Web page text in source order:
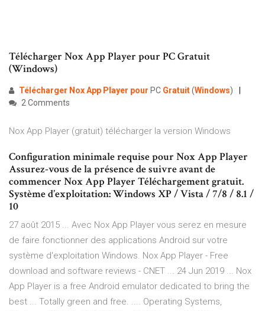
Télécharger Nox App Player pour PC Gratuit
(Windows)
Télécharger NoxApp Player pour PC Gratuit(Windows)
2 Comments
Nox App Player (gratuit) télécharger la version Windows
Configuration minimale requise pour Nox App Player
Assurez-vous de la présence de suivre avant de
commencer Nox App Player Téléchargement gratuit.
Système d’exploitation: Windows XP / Vista / 7/8 / 8.1 /
10
27 août 2015 ... Avec Nox App Player vous serez en mesure
de faire fonctionner des applications Android sur votre
système d'exploitation Windows. Nox App Player - Free
download and software reviews - CNET ... 24 Jun 2019 ... Nox
App Player is a free Android emulator dedicated to bring the
best ... Totally green and free. .... Operating Systems,